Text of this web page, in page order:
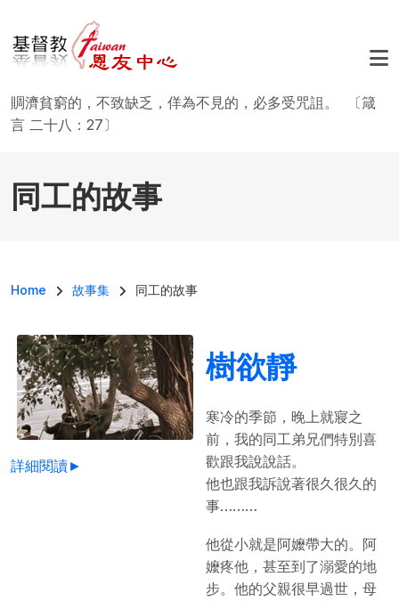
賙濟貧窮的，不致缺乏，佯為不見的，必多受咒詛。 〔箴
言 二十八：27〕
同工的故事
導航連結
Home 故事集 同工的故事
詳細閱讀►
樹欲靜
寒冷的季節，晚上就寢之
前，我的同工弟兄們特別喜
歡跟我說說話。
他也跟我訴說著很久很久的
事………
他從小就是阿嬤帶大的。阿
嬤疼他，甚至到了溺愛的地
步。他的父親很早過世，母